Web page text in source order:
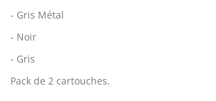
- Gris Métal
- Noir
- Gris
Pack de 2 cartouches.